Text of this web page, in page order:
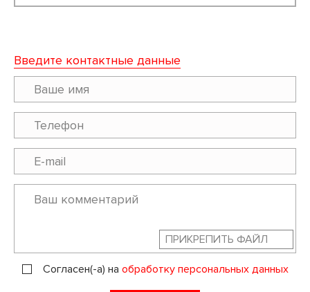
Введите контактные данные
ПРИКРЕПИТЬ ФАЙЛ
Согласен(-а) на обработку персональных данных